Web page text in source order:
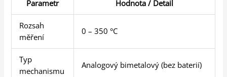
Parametr Hodnota / Detail
Rozsah
měření
0 – 350 °C
Typ
mechanismu
Analogový bimetalový (bez baterií)